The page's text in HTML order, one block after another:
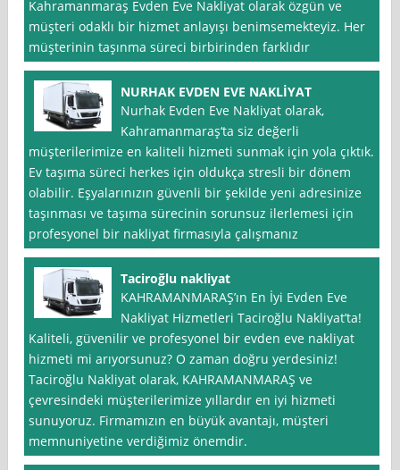
Kahramanmaraş Evden Eve Nakliyat olarak özgün ve
müşteri odaklı bir hizmet anlayışı benimsemekteyiz. Her
müşterinin taşınma süreci birbirinden farklıdır
NURHAK EVDEN EVE NAKLİYAT
Nurhak Evden Eve Nakliyat olarak,
Kahramanmaraş‘ta siz değerli
müşterilerimize en kaliteli hizmeti sunmak için yola çıktık.
Ev taşıma süreci herkes için oldukça stresli bir dönem
olabilir. Eşyalarınızın güvenli bir şekilde yeni adresinize
taşınması ve taşıma sürecinin sorunsuz ilerlemesi için
profesyonel bir nakliyat firmasıyla çalışmanız
Taciroğlu nakliyat
KAHRAMANMARAŞ’ın En İyi Evden Eve
Nakliyat Hizmetleri Taciroğlu Nakliyat’ta!
Kaliteli, güvenilir ve profesyonel bir evden eve nakliyat
hizmeti mi arıyorsunuz? O zaman doğru yerdesiniz!
Taciroğlu Nakliyat olarak, KAHRAMANMARAŞ ve
çevresindeki müşterilerimize yıllardır en iyi hizmeti
sunuyoruz. Firmamızın en büyük avantajı, müşteri
memnuniyetine verdiğimiz önemdir.